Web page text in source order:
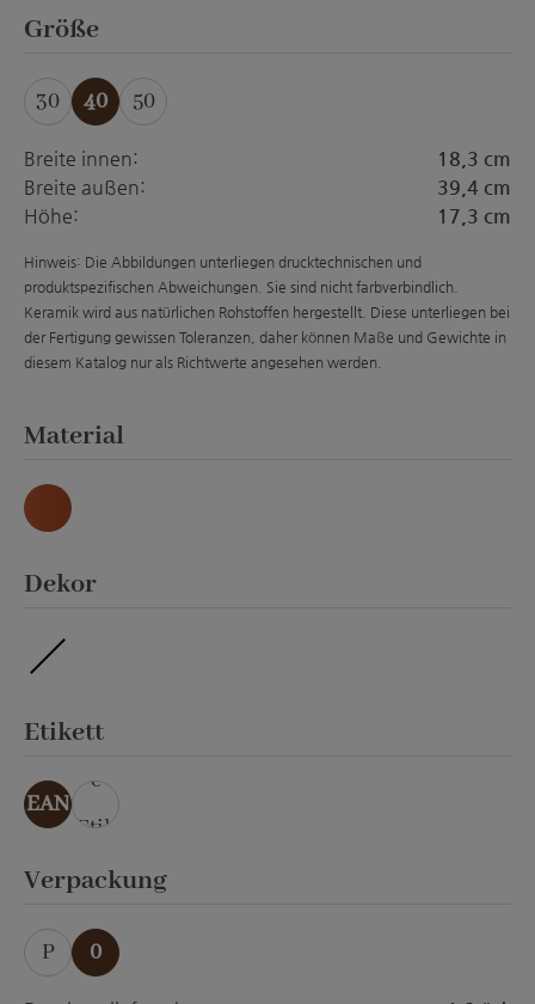
Größeauswählen
30 40 50
Breite innen:
18,3 cm
Breite außen:
39,4 cm
Höhe:
17,3 cm
Hinweis: Die Abbildungen unterliegen drucktechnischen und
produktspezifischen Abweichungen. Sie sind nicht farbverbindlich.
Keramik wird aus natürlichen Rohstoffen hergestellt. Diese unterliegen bei
der Fertigung gewissen Toleranzen, daher können Maße und Gewichte in
diesem Katalog nur als Richtwerte angesehen werden.
Materialauswählen
Natur
Dekorauswählen
Etikettauswählen
EAN
ohn
e
Etik
ett
Verpackungauswählen
P 0